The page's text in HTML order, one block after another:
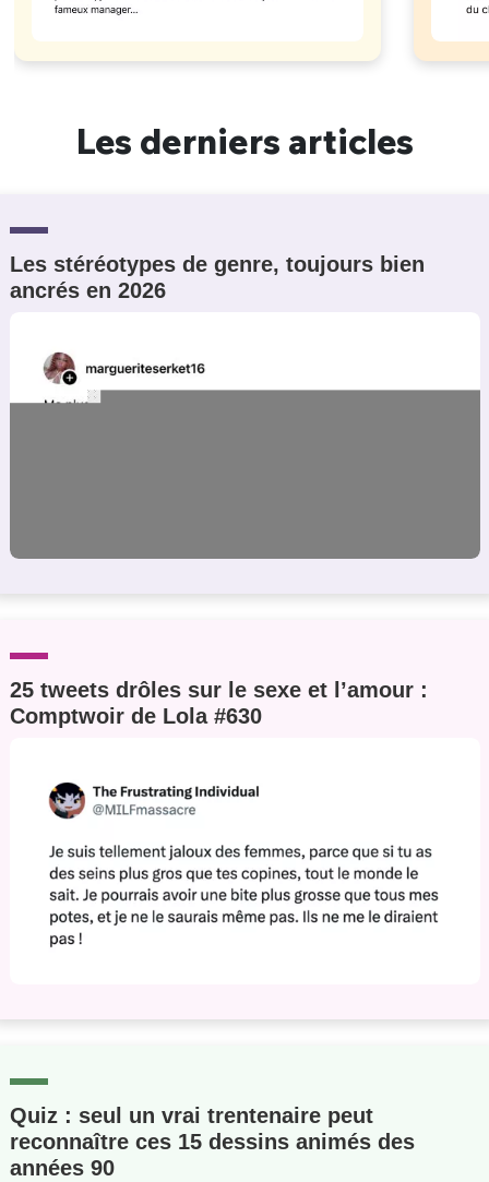
Les derniers articles
Les stéréotypes de genre, toujours bien
ancrés en 2026
25 tweets drôles sur le sexe et l’amour :
Comptwoir de Lola #630
Quiz : seul un vrai trentenaire peut
reconnaître ces 15 dessins animés des
années 90